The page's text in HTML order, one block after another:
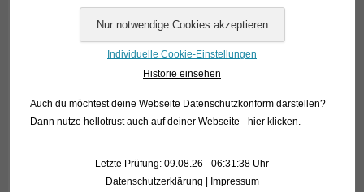
Individuelle Cookie-Einstellungen
Historie einsehen
Auch du möchtest deine Webseite Datenschutzkonform darstellen?
Dann nutze hellotrust auch auf deiner Webseite - hier klicken
Letzte Prüfung: 09.08.26 - 06:31:38 Uhr
Datenschutzerklärung | Impressum